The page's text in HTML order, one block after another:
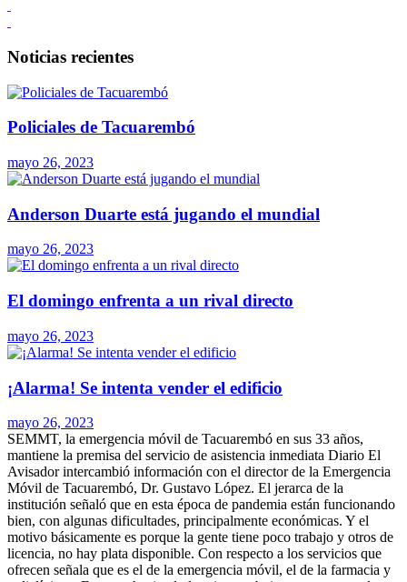
Noticias recientes
Policiales de Tacuarembó
mayo 26, 2023
Anderson Duarte está jugando el mundial
mayo 26, 2023
El domingo enfrenta a un rival directo
mayo 26, 2023
¡Alarma! Se intenta vender el edificio
mayo 26, 2023
SEMMT, la emergencia móvil de Tacuarembó en sus 33 años,
mantiene la premisa del servicio de asistencia inmediata Diario El
Avisador intercambió información con el director de la Emergencia
Móvil de Tacuarembó, Dr. Gustavo López. El jerarca de la
institución señaló que en esta época de pandemia están funcionando
bien, con algunas dificultades, principalmente económicas. Y el
motivo básicamente es porque la gente tiene poco trabajo y otros de
licencia, no hay plata disponible. Con respecto a los servicios que
ofrecen señala que es el de la emergencia móvil, el de la farmacia y